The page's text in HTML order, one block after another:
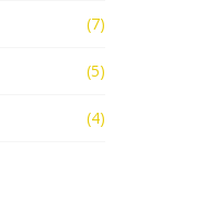
(7)
(5)
(4)